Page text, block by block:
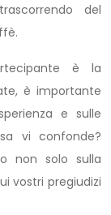
del
è la
è importante
e sulle
vi confonde?
non solo sulla
vostri pregiudizi